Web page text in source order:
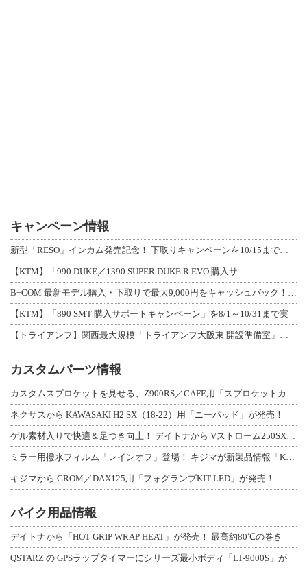
キャンペーン情報
新型「RESO」インカム発売記念！ 下取りキャンペーンを10/15まで延長して開
【KTM】「990 DUKE／1390 SUPER DUKE R EVO 購入サ
B+COM 最新モデル購入・下取りで最大9,000円をキャッシュバック！「B+F
【KTM】「890 SMT 購入サポートキャンペーン」を8/1～10/31まで実
【トライアンフ】関西最大規模「トライアンフ大阪東 開設準備室」がオープン！ 限定
カスタムパーツ情報
カスタムスプロケットを見せる、Z900RS／CAFE用「スプロケットカバーフルキ
ネクサスから KAWASAKI H2 SX（18-22）用「ニーパッド」が発売！
ゲル素材入りで快適＆足つき向上！ デイトナから Vストローム250SX用「快適ロ
ミラー用撥水フィルム「レインオフ」登場！ キジマが新製品情報「KIJIMA NE
キジマから GROM／DAX125用「フォグランプKIT LED」が発売！
バイク用品情報
デイトナから「HOT GRIP WRAP HEAT」が発売！ 最高約80℃の巻き
QSTARZ の GPSラップタイマーにシリーズ最小ボディ「LT-9000S」が